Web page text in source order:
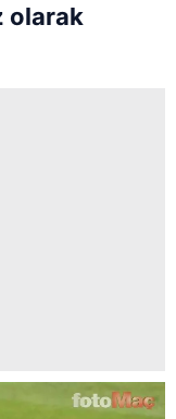
olarak